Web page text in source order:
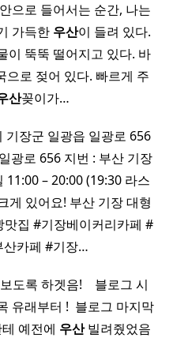
으로 들어서는 순간, 나는
가득한 우산이 들려 있다.
이 뚝뚝 떨어지고 있다. 바
으로 젖어 있다. 빠르게 주
산꽂이가…
장군 일광읍 일광로 656
광로 656 지번 : 부산 기장
11:00 – 20:00 (19:30 라스
게 있어요! 부산 기장 대형
집 #기장베이커리카페 #
산카페 #기장…
도록 하겟음! ​ ​ ​ 블로그 시
유래부터 ! ​ 블로그 마지막
예전에 우산빌려줬었음